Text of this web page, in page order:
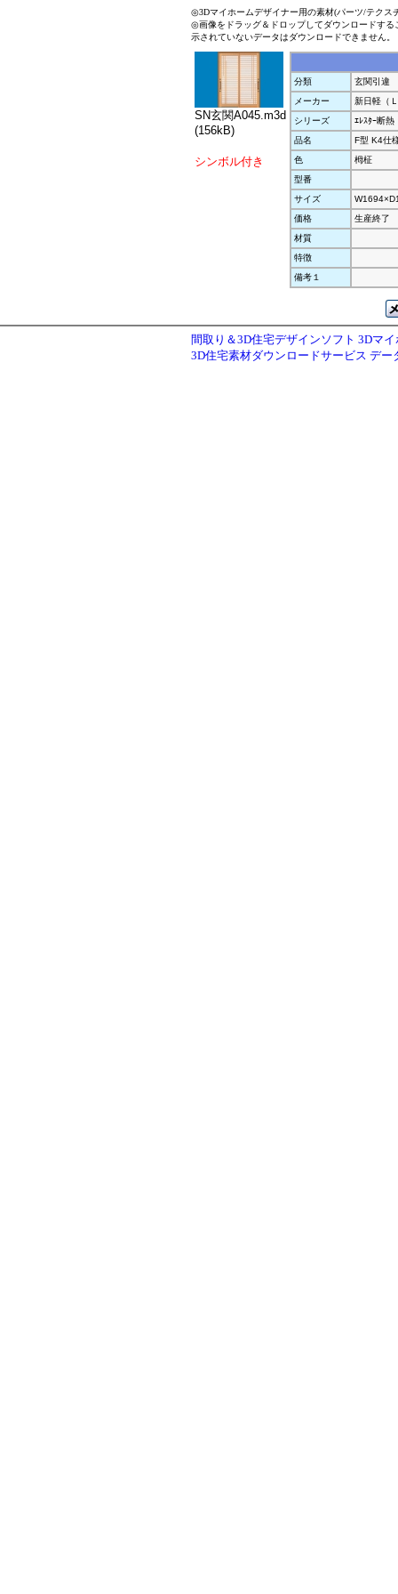
◎3Dマイホームデザイナー用の素材(パーツ/テクス
◎画像をドラッグ＆ドロップしてダウンロードす
示されていないデータはダウンロードできません。
SN玄関A045.m3d
(156kB)
シンボル付き
分類
玄関引違
メーカー
新日軽（
シリーズ
ｴﾚｽﾀｰ断熱
品名
F型 K4仕
色
栂柾
型番
サイズ
価格
生産終了
材質
特徴
備考１
間取り＆3D住宅デザインソフト 3Dマ
3D住宅素材ダウンロードサービス デー